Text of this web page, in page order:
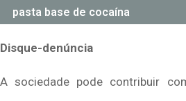
pasta base de cocaína
Disque-denúncia
A sociedade pode contribuir